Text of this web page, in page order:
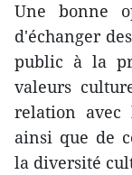
Une bonne
d'échanger
public à la
valeurs
relation avec
ainsi que de
la diversité